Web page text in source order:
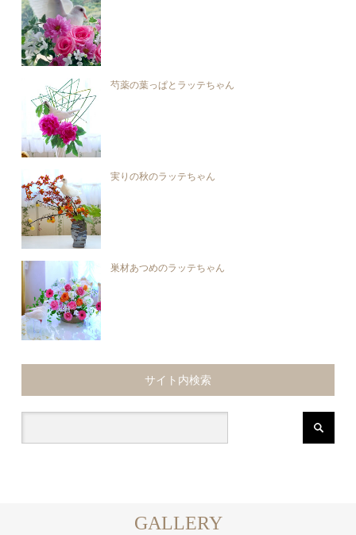
芍薬の葉っぱとラッテちゃん
実りの秋のラッテちゃん
巣材あつめのラッテちゃん
サイト内検索
GALLERY